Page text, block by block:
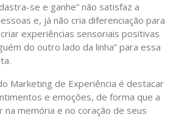
se e ganhe” não satisfaz a
e, já não cria diferenciação para
experiências sensoriais positivas
do outro lado da linha” para essa
Marketing de Experiência é destacar
e emoções, de forma que a
memória e no coração de seus